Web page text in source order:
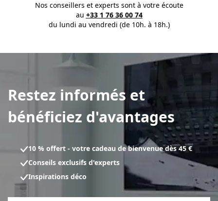
Nos conseillers et experts sont à votre écoute
au +33 1 76 36 00 74
du lundi au vendredi (de 10h. à 18h.)
Restez informés et
bénéficiez d'avantages
10 % offert - votre cadeau de bienvenue dès 45 €
Conseils exclusifs d'experts
Inspirations déco